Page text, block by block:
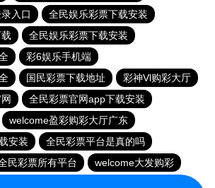
入口
全民娱乐彩票下载安装
全民娱乐彩票下载安装
彩6娱乐手机端
国民彩票下载地址
彩神Vl购彩大厅
全民彩票官网app下载安装
welcome盈彩购彩大厅广东
安装
全民彩票平台是真的吗
民彩票所有平台
welcome大发购彩